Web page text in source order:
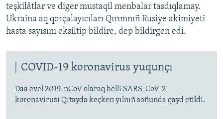
teşkilâtlar ve diger mustaqil menbalar tasdıqlamay.
Ukraina aq qorçalayıcıları Qırımnıñ Rusiye akimiyeti
hasta sayısını eksiltip bildire, dep bildirgen edi.
COVID-19 koronavirus yuqunçı
Daa evel 2019-nCoV olaraq belli SARS-CoV-2
koronavirusı Qıtayda keçken yılnıñ soñunda qayd etildi.